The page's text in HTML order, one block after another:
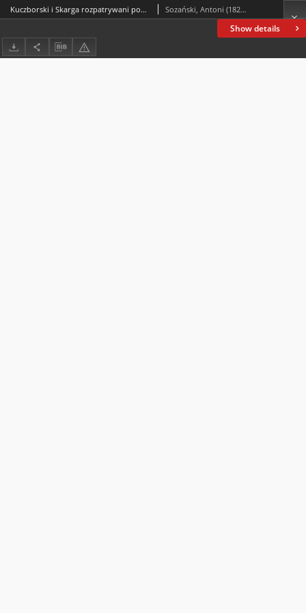
Show details
Kuczborski i Skarga rozpatrywani pod względem języka : z dodaniem zbiorku wysłowień mowy polskie oraz frazeologicznego porównania kilku psałterzy Sozański, Antoni (1823-1894)